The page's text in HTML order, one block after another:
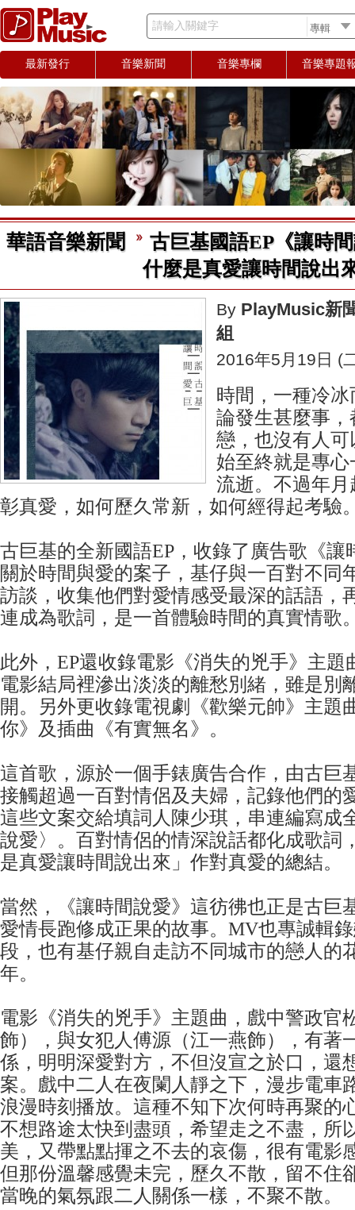
請輸入關鍵字
最新發行 音樂新聞 音樂專欄 音樂專題
華語音樂新聞
古巨基國語EP《讓時
什麼是真愛讓時間說出
By PlayMusic新
組
2016年5月19日 (
時間，一種冷
論發生甚麼事
戀，也沒有人
始至終就是專
流逝。不過年
彰真愛，如何歷久常新，如何經得起考驗
古巨基的全新國語EP，收錄了廣告歌《讓
關於時間與愛的案子，基仔與一百對不同
訪談，收集他們對愛情感受最深的話語，
連成為歌詞，是一首體驗時間的真實情歌
此外，EP還收錄電影《消失的兇手》主題
電影結局裡滲出淡淡的離愁別緒，雖是別
開。另外更收錄電視劇《歡樂元帥》主題
你》及插曲《有實無名》。
這首歌，源於一個手錶廣告合作，由古巨
接觸超過一百對情侶及夫婦，記錄他們的
這些文案交給填詞人陳少琪，串連編寫成
說愛〉。百對情侶的情深說話都化成歌詞
是真愛讓時間說出來」作對真愛的總結。
當然，《讓時間說愛》這彷彿也正是古巨
愛情長跑修成正果的故事。MV也專誠輯
段，也有基仔親自走訪不同城市的戀人的
年。
電影《消失的兇手》主題曲，戲中警政官
飾），與女犯人傅源（江一燕飾），有著
係，明明深愛對方，不但沒宣之於口，還
案。戲中二人在夜闌人靜之下，漫步電車
浪漫時刻播放。這種不知下次何時再聚的
不想路途太快到盡頭，希望走之不盡，所
美，又帶點點揮之不去的哀傷，很有電影
但那份溫馨感覺未完，歷久不散，留不住
當晚的氣氛跟二人關係一樣，不聚不散。